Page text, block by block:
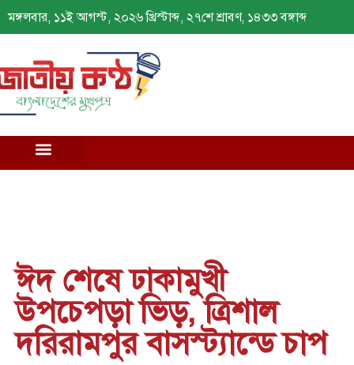
মঙ্গলবার, ১১ই আগস্ট, ২০২৬ খ্রিস্টাব্দ, ২৭শে শ্রাবণ, ১৪৩৩ বঙ্গাব্দ
ঈদ শেষে ঢাকামুখী
উপচেপড়া ভিড়, ত্রিশাল
দরিরামপুর বাসস্ট্যান্ডে চাপ